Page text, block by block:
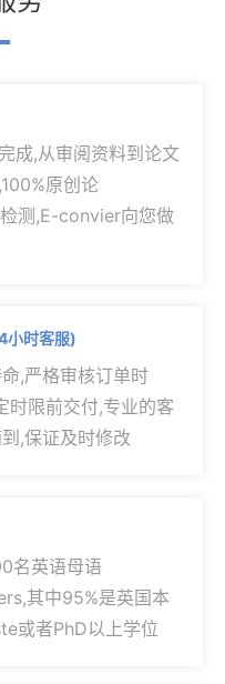
成,从审阅资料到论文
原创论
测,E-convier向您做
小时客服)
,严格审核订单时
时限前交付,专业的客
,保证及时修改
名英语母语
其中95%是英国本
或者PhD以上学位